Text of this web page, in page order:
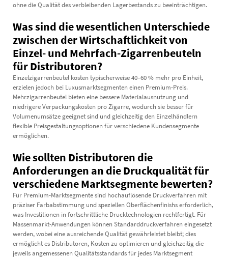
ohne die Qualität des verbleibenden Lagerbestands zu beeinträchtigen.
Was sind die wesentlichen Unterschiede
zwischen der Wirtschaftlichkeit von
Einzel- und Mehrfach-Zigarrenbeuteln
für Distributoren?
Einzelzigarrenbeutel kosten typischerweise 40–60 % mehr pro Einheit,
erzielen jedoch bei Luxusmarktsegmenten einen Premium-Preis.
Mehrzigarrenbeutel bieten eine bessere Materialausnutzung und
niedrigere Verpackungskosten pro Zigarre, wodurch sie besser für
Volumenumsätze geeignet sind und gleichzeitig den Einzelhändlern
flexible Preisgestaltungsoptionen für verschiedene Kundensegmente
ermöglichen.
Wie sollten Distributoren die
Anforderungen an die Druckqualität für
verschiedene Marktsegmente bewerten?
Für Premium-Marktsegmente sind hochauflösende Druckverfahren mit
präziser Farbabstimmung und speziellen Oberflächenfinishs erforderlich,
was Investitionen in fortschrittliche Drucktechnologien rechtfertigt. Für
Massenmarkt-Anwendungen können Standarddruckverfahren eingesetzt
werden, wobei eine ausreichende Qualität gewährleistet bleibt; dies
ermöglicht es Distributoren, Kosten zu optimieren und gleichzeitig die
jeweils angemessenen Qualitätsstandards für jedes Marktsegment